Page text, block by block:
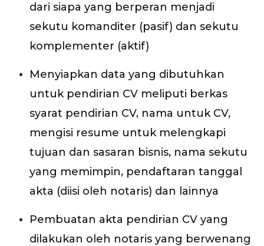
dari siapa yang berperan menjadi
sekutu komanditer (pasif) dan sekutu
komplementer (aktif)
Menyiapkan data yang dibutuhkan
untuk pendirian CV meliputi berkas
syarat pendirian CV, nama untuk CV,
mengisi resume untuk melengkapi
tujuan dan sasaran bisnis, nama sekutu
yang memimpin, pendaftaran tanggal
akta (diisi oleh notaris) dan lainnya
Pembuatan akta pendirian CV yang
dilakukan oleh notaris yang berwenang